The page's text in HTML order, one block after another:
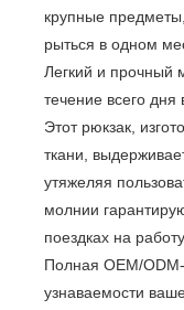
крупные
рыться в одном
Легкий и прочный
течение всего дня
Этот рюкзак,
ткани,
утяжеляя
молнии
поездках на
Полная OEM/
узнаваемости